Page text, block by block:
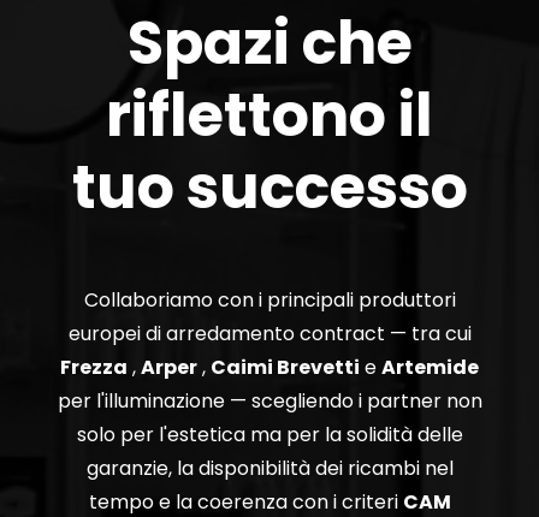
Spazi che
riflettono il
tuo successo
Collaboriamo con i principali produttori
europei di arredamento contract — tra cui
Frezza ,Arper, Caimi Brevetti eArtemide
per l'illuminazione — scegliendo i partner non
solo per l'estetica ma per la solidità delle
garanzie, la disponibilità dei ricambi nel
tempo e la coerenza con i criteri CAM